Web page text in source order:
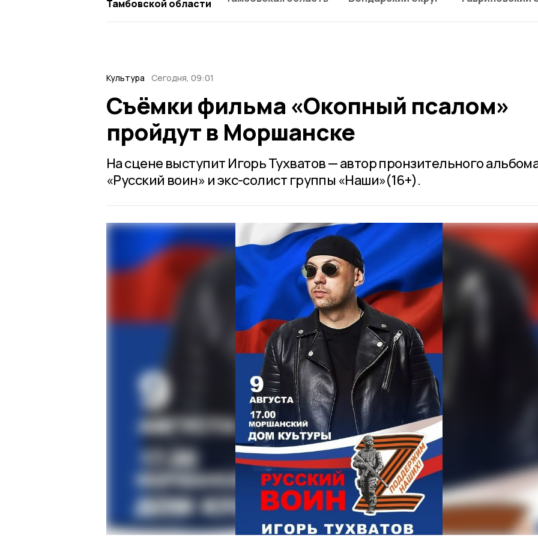
Тамбовской области
Культура Сегодня, 09:01
Съёмки фильма «Окопный псалом»
пройдут в Моршанске
На сцене выступит Игорь Тухватов — автор пронзительного
«Русский воин» и экс-солист группы «Наши»(16+).